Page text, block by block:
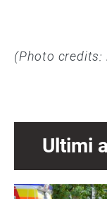
(Photo
Ultimi
Immagine